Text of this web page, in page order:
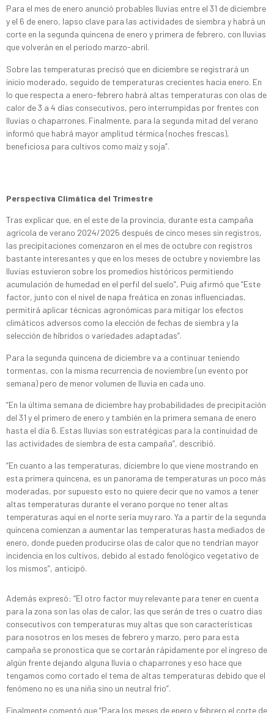
Para el mes de enero anunció probables lluvias entre el 31 de diciembre
y el 6 de enero, lapso clave para las actividades de siembra y habrá un
corte en la segunda quincena de enero y primera de febrero, con lluvias
que volverán en el periodo marzo-abril.
Sobre las temperaturas precisó que en diciembre se registrará un
inicio moderado, seguido de temperaturas crecientes hacia enero. En
lo que respecta a enero-febrero habrá altas temperaturas con olas de
calor de 3 a 4 días consecutivos, pero interrumpidas por frentes con
lluvias o chaparrones. Finalmente, para la segunda mitad del verano
informó que habrá mayor amplitud térmica (noches frescas),
beneficiosa para cultivos como maíz y soja”.
Perspectiva Climática del Trimestre
Tras explicar que, en el este de la provincia, durante esta campaña
agrícola de verano 2024/2025 después de cinco meses sin registros,
las precipitaciones comenzaron en el mes de octubre con registros
bastante interesantes y que en los meses de octubre y noviembre las
lluvias estuvieron sobre los promedios históricos permitiendo
acumulación de humedad en el perfil del suelo”, Puig afirmó que “Este
factor, junto con el nivel de napa freática en zonas influenciadas,
permitirá aplicar técnicas agronómicas para mitigar los efectos
climáticos adversos como la elección de fechas de siembra y la
selección de híbridos o variedades adaptadas”.
Para la segunda quincena de diciembre va a continuar teniendo
tormentas, con la misma recurrencia de noviembre (un evento por
semana) pero de menor volumen de lluvia en cada uno.
“En la última semana de diciembre hay probabilidades de precipitación
del 31 y el primero de enero y también en la primera semana de enero
hasta el día 6. Estas lluvias son estratégicas para la continuidad de
las actividades de siembra de esta campaña”, describió.
“En cuanto a las temperaturas, diciembre lo que viene mostrando en
esta primera quincena, es un panorama de temperaturas un poco más
moderadas, por supuesto esto no quiere decir que no vamos a tener
altas temperaturas durante el verano porque no tener altas
temperaturas aquí en el norte sería muy raro. Ya a partir de la segunda
quincena comienzan a aumentar las temperaturas hasta mediados de
enero, donde pueden producirse olas de calor que no tendrían mayor
incidencia en los cultivos, debido al estado fenológico vegetativo de
los mismos”, anticipó.
Además expresó: “El otro factor muy relevante para tener en cuenta
para la zona son las olas de calor, las que serán de tres o cuatro días
consecutivos con temperaturas muy altas que son características
para nosotros en los meses de febrero y marzo, pero para esta
campaña se pronostica que se cortarán rápidamente por el ingreso de
algún frente dejando alguna lluvia o chaparrones y eso hace que
tengamos como cortado el tema de altas temperaturas debido que el
fenómeno no es una niña sino un neutral frio”.
Finalmente comentó que “Para los meses de enero y febrero el corte de